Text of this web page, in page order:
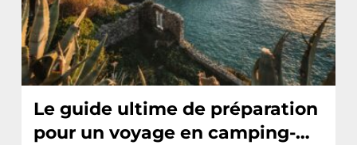
Le guide ultime de préparation
pour un voyage en camping-